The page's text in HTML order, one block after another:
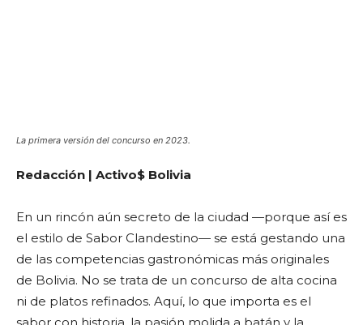
La primera versión del concurso en 2023.
Redacción | Activo$ Bolivia
En un rincón aún secreto de la ciudad —porque así es
el estilo de Sabor Clandestino— se está gestando una
de las competencias gastronómicas más originales
de Bolivia. No se trata de un concurso de alta cocina
ni de platos refinados. Aquí, lo que importa es el